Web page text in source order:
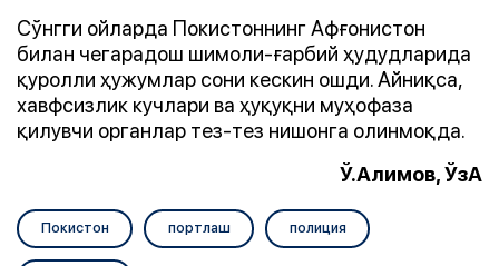
Сўнгги ойларда Покистоннинг Афғонистон
билан чегарадош шимоли-ғарбий ҳудудларида
қуролли ҳужумлар сони кескин ошди. Айниқса,
хавфсизлик кучлари ва ҳуқуқни муҳофаза
қилувчи органлар тез-тез нишонга олинмоқда.
Ў.Алимов, ЎзА
Покистон портлаш полиция